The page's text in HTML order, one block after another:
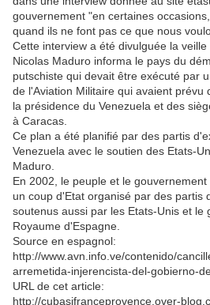
gouvernement "en certaines
quand ils ne font pas ce que nous
Cette interview a été divulguée la
Nicolas Maduro informa le pays du
putschiste qui devait être exécuté par
de l'Aviation Militaire qui avaient prévu
la présidence du Venezuela et des
à Caracas.
Ce plan a été planifié par des partis
Venezuela avec le soutien des Etats-
Maduro.
En 2002, le peuple et le
un coup d'Etat organisé par des partis
soutenus aussi par les Etats-Unis et le
Royaume d'Espagne.
Source en espagnol:
http://www.avn.info.ve/contenido/
arremetida-injerencista-del-gobierno-
URL de cet article:
http://cubasifranceprovence.over-